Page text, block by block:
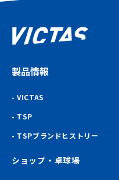
製品情報
VICTAS
TSP
TSPブランドヒストリー
ショップ・卓球場